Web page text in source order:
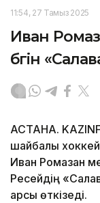
11:54, 27 Тамыз 2025
Иван
бүгін
АСТАНА.
шайбалы
Иван Ромазан
Ресейдің
қарсы өткізеді.